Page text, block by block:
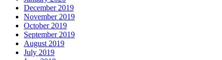
December 2019
November 2019
October 2019
September 2019
August 2019
July 2019